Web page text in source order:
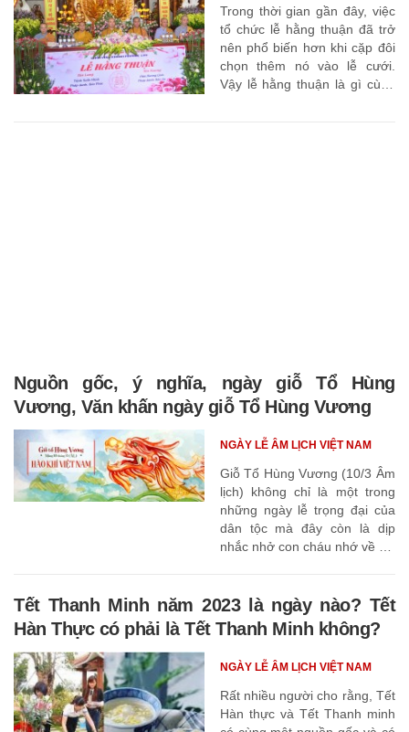
Trong thời gian gần đây, việc
tổ chức lễ hằng thuận đã trở
nên phổ biến hơn khi cặp đôi
chọn thêm nó vào lễ cưới.
Vậy lễ hằng thuận là gì cùng
Nguồn gốc, ý nghĩa, ngày giỗ Tổ Hùng
Vương, Văn khấn ngày giỗ Tổ Hùng Vương
Giỗ Tổ Hùng Vương (10/3 Âm
lịch) không chỉ là một trong
những ngày lễ trọng đại của
dân tộc mà đây còn là dịp
nhắc nhở con cháu nhớ về cội
NGÀY LỄ ÂM LỊCH VIỆT NAM
Tết Thanh Minh năm 2023 là ngày nào? Tết
Hàn Thực có phải là Tết Thanh Minh không?
Rất nhiều người cho rằng, Tết
Hàn thực và Tết Thanh minh
NGÀY LỄ ÂM LỊCH VIỆT NAM